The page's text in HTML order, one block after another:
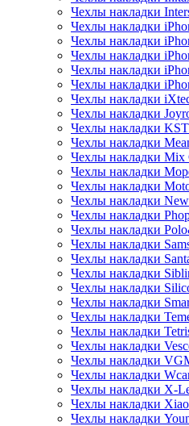
Чехлы накладки
Чехлы накладки
Чехлы накладки
Чехлы накладки
Чехлы накладки
Чехлы накладки
Чехлы накладки
Чехлы накладки
Чехлы накладки
Чехлы накладки
Чехлы накладки Mix
Чехлы накладки
Чехлы накладки
Чехлы накладки
Чехлы накладки
Чехлы накладки
Чехлы накладки
Чехлы накладки
Чехлы накладки
Чехлы накладки
Чехлы накладки
Чехлы накладки
Чехлы накладки
Чехлы накладки
Чехлы накладки
Чехлы накладки
Чехлы накладки X-
Чехлы накладки
Чехлы накладки